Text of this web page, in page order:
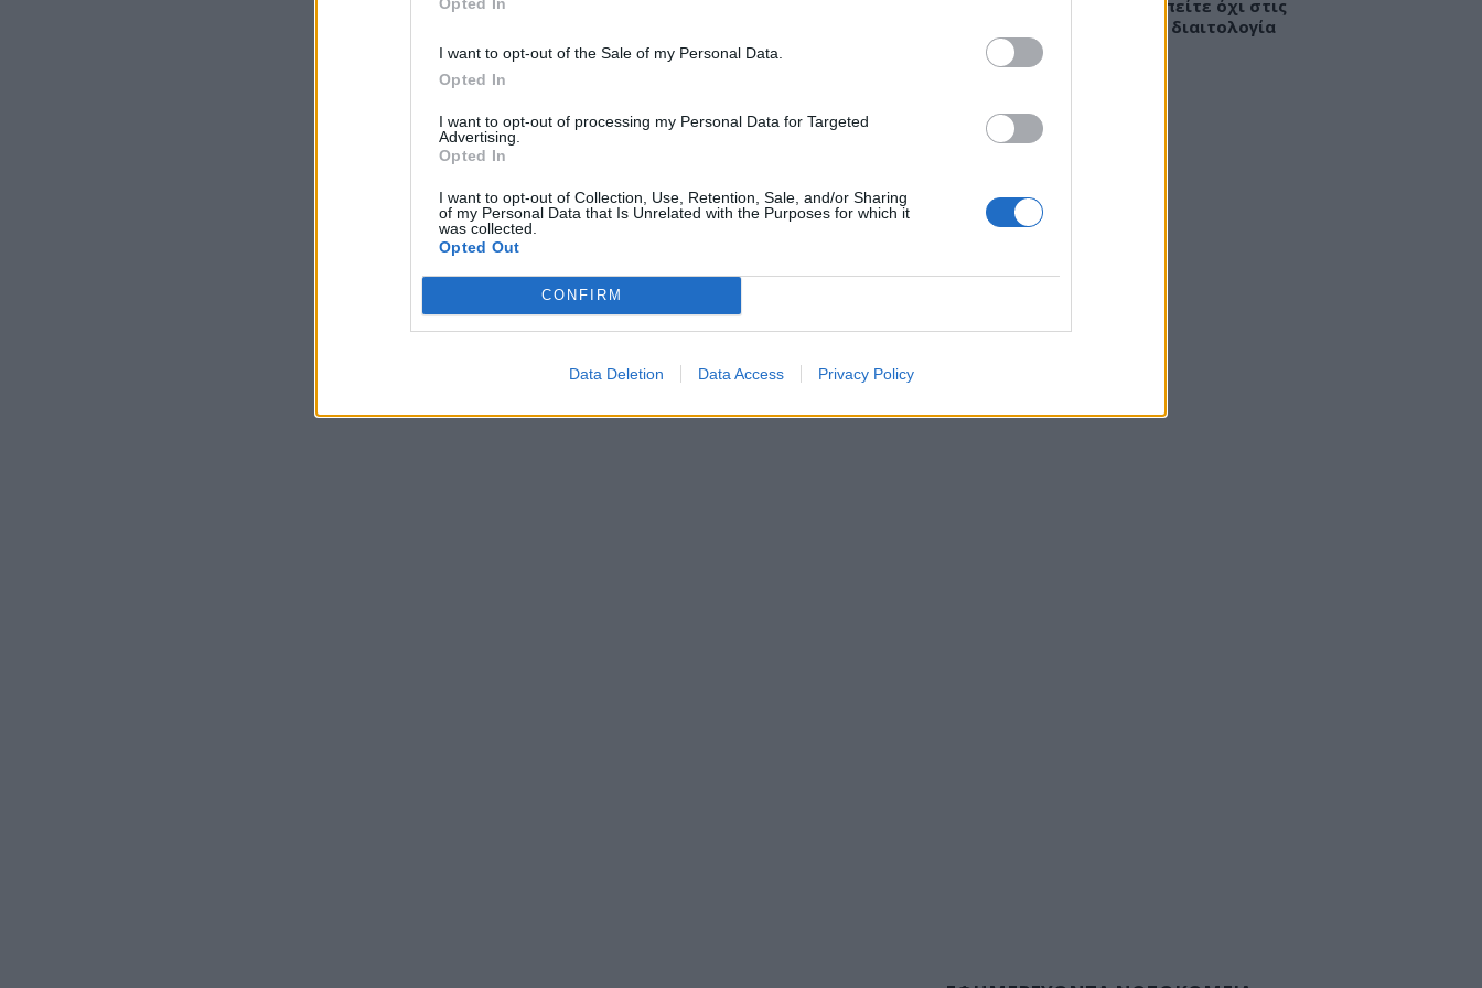
I want to opt-out of the Sale of my Personal Data.
Opted In
I want to opt-out of processing my Personal Data for Targeted
Advertising.
Opted In
I want to opt-out of Collection, Use, Retention, Sale, and/or Sharing
of my Personal Data that Is Unrelated with the Purposes for which it
was collected.
Opted Out
CONFIRM
Data Deletion Data Access Privacy Policy
Διατροφολόγοι: Γιατί να πείτε όχι στις
δίαιτες του ίντερνετ – «Η διαιτολογία
δεν είναι lifestyle»